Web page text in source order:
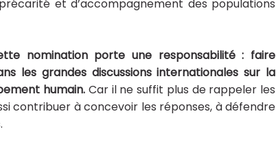
et d’accompagnement des populations
nomination porte une responsabilité : faire
les grandes discussions internationales sur la
humain. Car il ne suffit plus de rappeler les
contribuer à concevoir les réponses, à défendre